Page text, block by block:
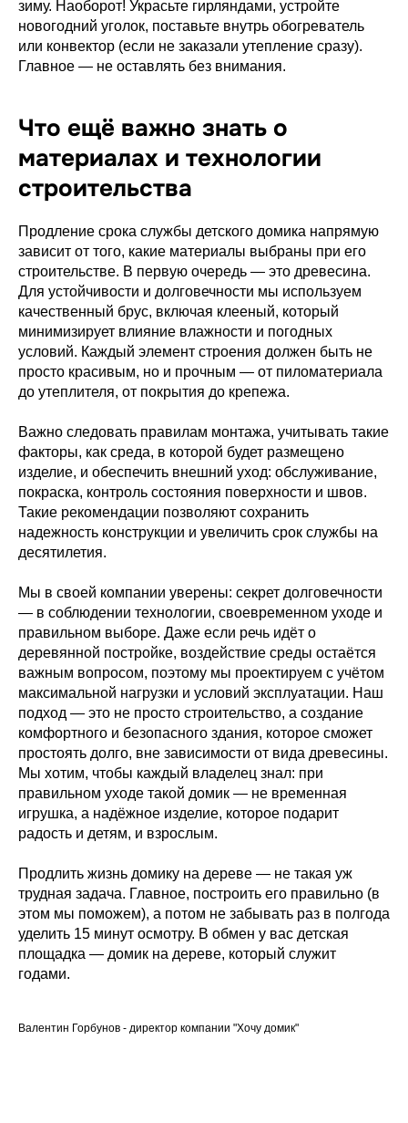
зиму. Наоборот! Украсьте гирляндами, устройте
новогодний уголок, поставьте внутрь обогреватель
или конвектор (если не заказали утепление сразу).
Главное — не оставлять без внимания.
Что ещё важно знать о
материалах и технологии
строительства
Продление срока службы детского домика напрямую
зависит от того, какие материалы выбраны при его
строительстве. В первую очередь — это древесина.
Для устойчивости и долговечности мы используем
качественный брус, включая клееный, который
минимизирует влияние влажности и погодных
условий. Каждый элемент строения должен быть не
просто красивым, но и прочным — от пиломатериала
до утеплителя, от покрытия до крепежа.
Важно следовать правилам монтажа, учитывать такие
факторы, как среда, в которой будет размещено
изделие, и обеспечить внешний уход: обслуживание,
покраска, контроль состояния поверхности и швов.
Такие рекомендации позволяют сохранить
надежность конструкции и увеличить срок службы на
десятилетия.
Мы в своей компании уверены: секрет долговечности
— в соблюдении технологии, своевременном уходе и
правильном выборе. Даже если речь идёт о
деревянной постройке, воздействие среды остаётся
важным вопросом, поэтому мы проектируем с учётом
максимальной нагрузки и условий эксплуатации. Наш
подход — это не просто строительство, а создание
комфортного и безопасного здания, которое сможет
простоять долго, вне зависимости от вида древесины.
Мы хотим, чтобы каждый владелец знал: при
правильном уходе такой домик — не временная
игрушка, а надёжное изделие, которое подарит
радость и детям, и взрослым.
Продлить жизнь домику на дереве — не такая уж
трудная задача. Главное, построить его правильно (в
этом мы поможем), а потом не забывать раз в полгода
уделить 15 минут осмотру. В обмен у вас детская
площадка — домик на дереве, который служит
годами.
Валентин Горбунов - директор компании "Хочу домик"
Контакты
Блог
О компании
Для бизнеса
Каталог
+7 921 020-99-75
info@hochu-domik.ru
Заказать звонок
на обработку персональных данных
Сайт разработан VM.studio
©Хочу домик, 2026